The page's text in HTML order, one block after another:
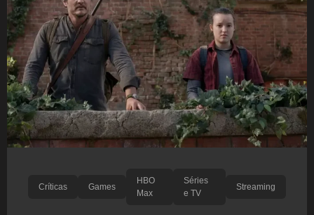
Críticas Games
HBO
Max
Séries
e TV
Streaming